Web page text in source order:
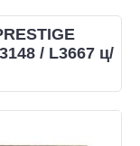
/ L3667 ц/